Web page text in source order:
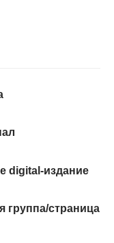
digital-издание
группа/cтраница